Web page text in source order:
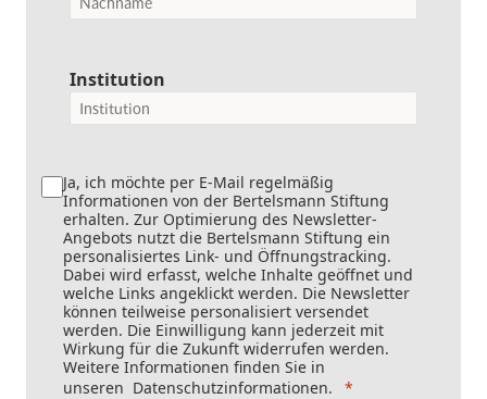
Institution
Ja, ich möchte per E-Mail regelmäßig
Informationen von der Bertelsmann Stiftung
erhalten. Zur Optimierung des Newsletter-
Angebots nutzt die Bertelsmann Stiftung ein
personalisiertes Link- und Öffnungstracking.
Dabei wird erfasst, welche Inhalte geöffnet und
welche Links angeklickt werden. Die Newsletter
können teilweise personalisiert versendet
werden. Die Einwilligung kann jederzeit mit
Wirkung für die Zukunft widerrufen werden.
Weitere Informationen finden Sie in
unseren Datenschutzinformationen.